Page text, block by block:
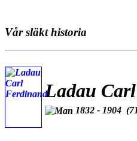
Vår släkt historia
Ladau
1832 - 1904